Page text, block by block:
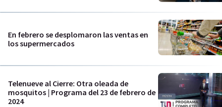
En febrero se desplomaron las ventas en
los supermercados
Telenueve al Cierre: Otra oleada de
mosquitos | Programa del 23 de febrero de
2024